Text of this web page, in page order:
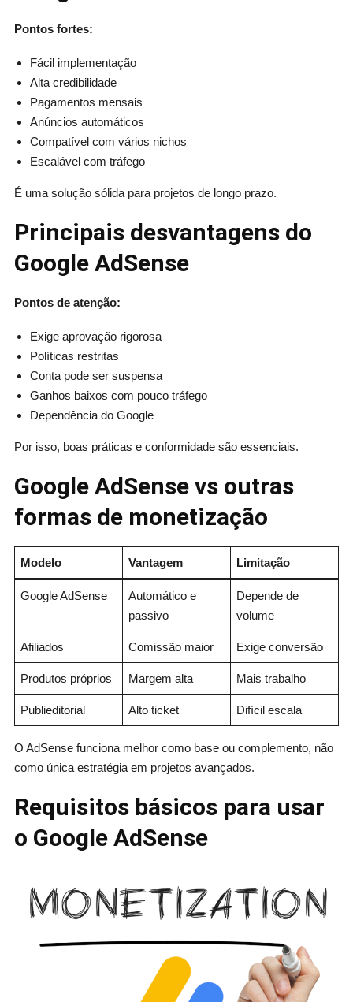
Pontos fortes:
Fácil implementação
Alta credibilidade
Pagamentos mensais
Anúncios automáticos
Compatível com vários nichos
Escalável com tráfego
É uma solução sólida para projetos de longo prazo.
Principais desvantagens do
Google AdSense
Pontos de atenção:
Exige aprovação rigorosa
Políticas restritas
Conta pode ser suspensa
Ganhos baixos com pouco tráfego
Dependência do Google
Por isso, boas práticas e conformidade são essenciais.
Google AdSense vs outras
formas de monetização
Modelo Vantagem Limitação
Google AdSense
Automático e
passivo
Depende de
volume
Afiliados Comissão maior Exige conversão
Produtos próprios Margem alta Mais trabalho
Publieditorial Alto ticket Difícil escala
O AdSense funciona melhor como base ou complemento, não
como única estratégia em projetos avançados.
Requisitos básicos para usar
o Google AdSense